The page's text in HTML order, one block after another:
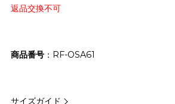
返品交換不可
商品番号 RF-OSA61
サイズガイド